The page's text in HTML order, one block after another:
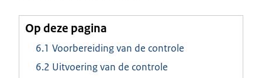
Op deze pagina
6.1 Voorbereiding van de controle
6.2 Uitvoering van de controle